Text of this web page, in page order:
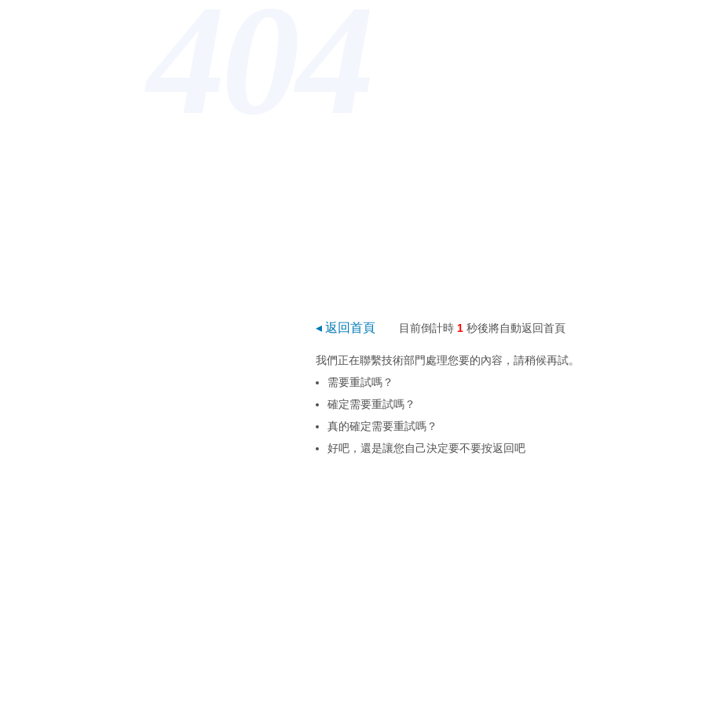
◂ 返回首頁 目前倒計時 1 秒後將自動返回首頁
我們正在聯繫技術部門處理您要的內容，請稍候再試。
需要重試嗎？
確定需要重試嗎？
真的確定需要重試嗎？
好吧，還是讓您自己決定要不要按返回吧